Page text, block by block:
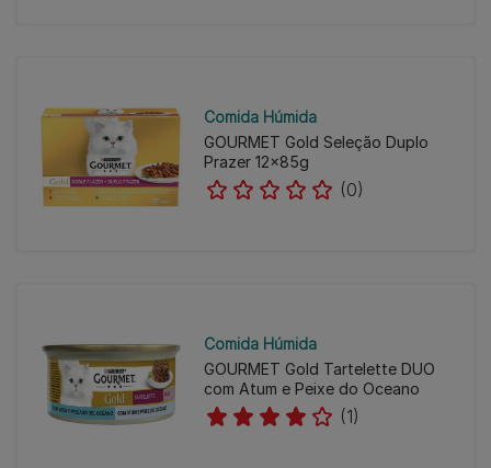
Comida Húmida
GOURMET Gold Seleção Duplo
Prazer 12x85g
(0)
Comida Húmida
GOURMET Gold Tartelette DUO
com Atum e Peixe do Oceano
(1)